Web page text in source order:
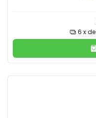
6 x de